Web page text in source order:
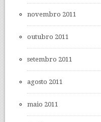
novembro 2011
outubro 2011
setembro 2011
agosto 2011
maio 2011